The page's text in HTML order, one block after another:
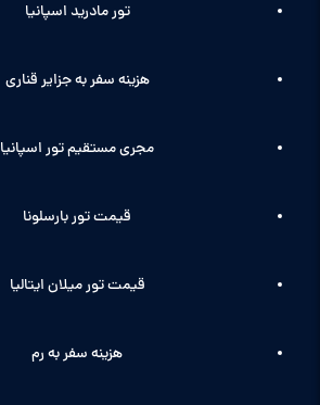
تور مادرید اسپانیا
هزینه سفر به جزایر قناری
مجری مستقیم تور اسپانیا
قیمت تور بارسلونا
قیمت تور میلان ایتالیا
هزینه سفر به رم